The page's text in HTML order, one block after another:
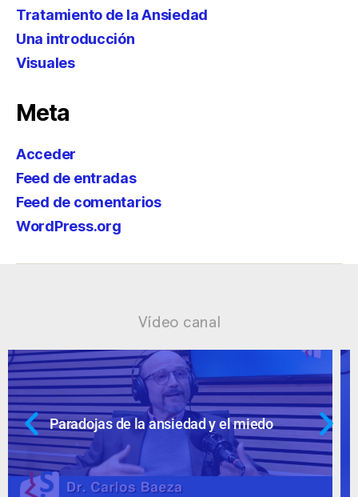
Tratamiento de la Ansiedad
Una introducción
Visuales
Meta
Acceder
Feed de entradas
Feed de comentarios
WordPress.org
Vídeo canal
Ansiedad: supuestos cuestionables